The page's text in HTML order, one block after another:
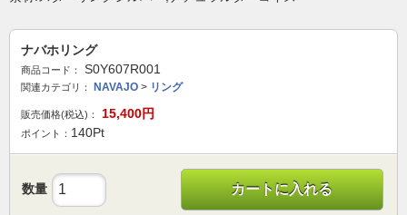
ナバホリング
商品コード： S0Y607R001
関連カテゴリ： NAVAJO > リング
販売価格(税込)： 15,400円
ポイント： 140Pt
数量 カートに入れる